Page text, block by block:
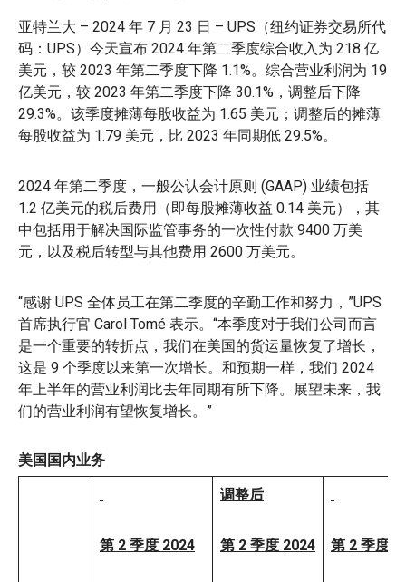
亚特兰大 – 2024 年 7 月 23 日 – UPS（纽约证券交易所代
码：UPS）今天宣布 2024 年第二季度综合收入为 218 亿
美元，较 2023 年第二季度下降 1.1%。综合营业利润为 19
亿美元，较 2023 年第二季度下降 30.1%，调整后下降
29.3%。该季度摊薄每股收益为 1.65 美元；调整后的摊薄
每股收益为 1.79 美元，比 2023 年同期低 29.5%。
2024 年第二季度，一般公认会计原则 (GAAP) 业绩包括
1.2 亿美元的税后费用（即每股摊薄收益 0.14 美元），其
中包括用于解决国际监管事务的一次性付款 9400 万美
元，以及税后转型与其他费用 2600 万美元。
“感谢 UPS 全体员工在第二季度的辛勤工作和努力，”UPS
首席执行官 Carol Tomé 表示。“本季度对于我们公司而言
是一个重要的转折点，我们在美国的货运量恢复了增长，
这是 9 个季度以来第一次增长。和预期一样，我们 2024
年上半年的营业利润比去年同期有所下降。展望未来，我
们的营业利润有望恢复增长。”
美国国内业务
第 2 季度 2024
调整后
第 2 季度 2024 第 2 季度